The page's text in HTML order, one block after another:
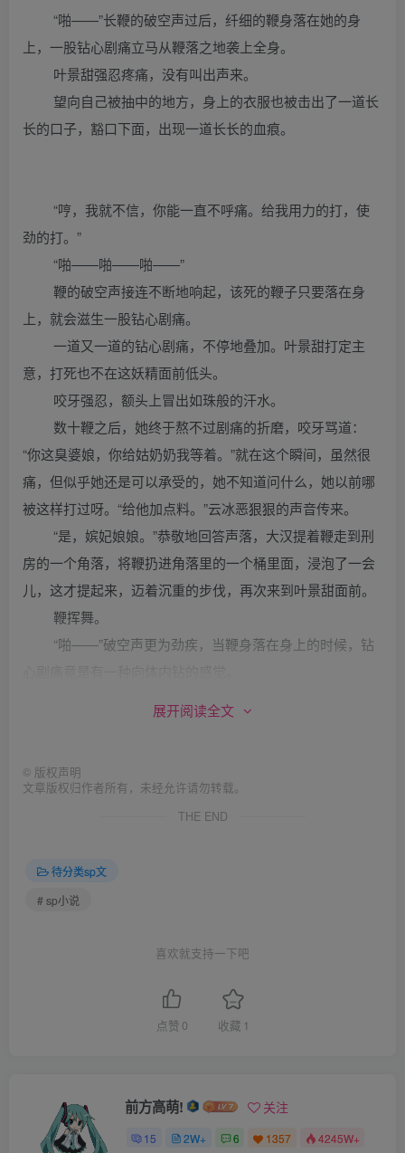
“啪——”长鞭的破空声过后，纤细的鞭身落在她的身
上，一股钻心剧痛立马从鞭落之地袭上全身。
叶景甜强忍疼痛，没有叫出声来。
望向自己被抽中的地方，身上的衣服也被击出了一道长
长的口子，豁口下面，出现一道长长的血痕。
“哼，我就不信，你能一直不呼痛。给我用力的打，使
劲的打。”
“啪——啪——啪——”
鞭的破空声接连不断地响起，该死的鞭子只要落在身
上，就会滋生一股钻心剧痛。
一道又一道的钻心剧痛，不停地叠加。叶景甜打定主
意，打死也不在这妖精面前低头。
咬牙强忍，额头上冒出如珠般的汗水。
数十鞭之后，她终于熬不过剧痛的折磨，咬牙骂道：
“你这臭婆娘，你给姑奶奶我等着。”就在这个瞬间，虽然很
痛，但似乎她还是可以承受的，她不知道问什么，她以前哪
被这样打过呀。“给他加点料。”云冰恶狠狠的声音传来。
“是，嫔妃娘娘。”恭敬地回答声落，大汉提着鞭走到刑
房的一个角落，将鞭扔进角落里的一个桶里面，浸泡了一会
儿，这才提起来，迈着沉重的步伐，再次来到叶景甜面前。
鞭挥舞。
“啪——”破空声更为劲疾，当鞭身落在身上的时候，钻
他妈还真卑鄙啊，竟然加盐水。”随着这声怒吼，从她体内冲
展开阅读全文
© 版权声明
文章版权归作者所有，未经允许请勿转载。
THE END
待分类sp文
# sp小说
喜欢就支持一下吧
点赞 0 收藏 1
前方高萌! 关注
15 2W+ 6 1357 4245W+